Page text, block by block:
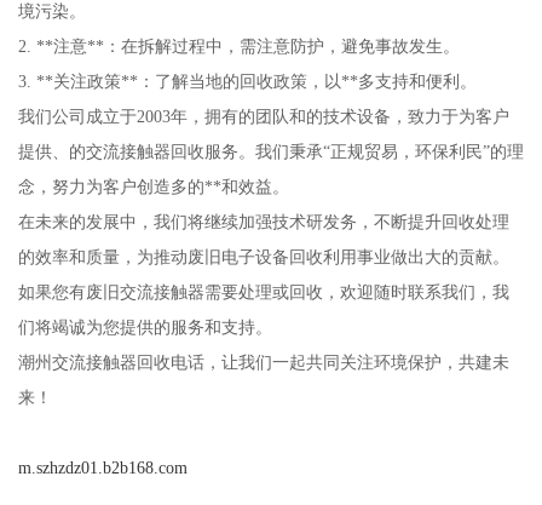
境污染。
2. **注意**：在拆解过程中，需注意防护，避免事故发生。
3. **关注政策**：了解当地的回收政策，以**多支持和便利。
我们公司成立于2003年，拥有的团队和的技术设备，致力于为客户
提供、的交流接触器回收服务。我们秉承“正规贸易，环保利民”的理
念，努力为客户创造多的**和效益。
在未来的发展中，我们将继续加强技术研发务，不断提升回收处理
的效率和质量，为推动废旧电子设备回收利用事业做出大的贡献。
如果您有废旧交流接触器需要处理或回收，欢迎随时联系我们，我
们将竭诚为您提供的服务和支持。
潮州交流接触器回收电话，让我们一起共同关注环境保护，共建未
来！
m.szhzdz01.b2b168.com